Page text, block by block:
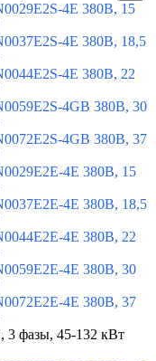
4E 380В, 15
4E 380В, 18,5
4E 380В, 22
4GB 380В, 30
4GB 380В, 37
4E 380В, 15
4E 380В, 18,5
4E 380В, 22
4E 380В, 30
4E 380В, 37
3 фазы, 45-132 кВт